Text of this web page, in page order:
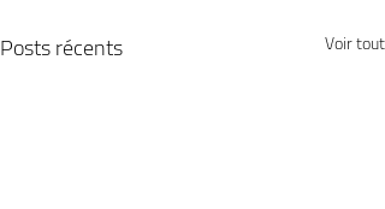
Posts récents Voir tout